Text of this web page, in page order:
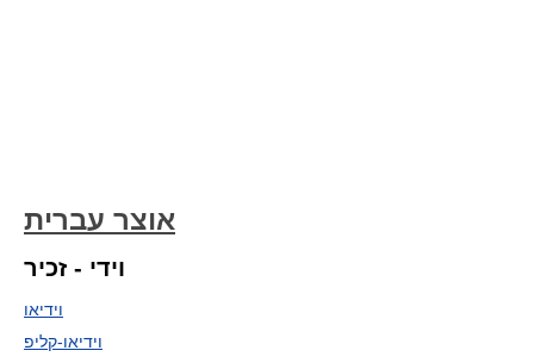
אוצר עברית
וידי - זכיר
וידיאו
וידיאו-קליפ